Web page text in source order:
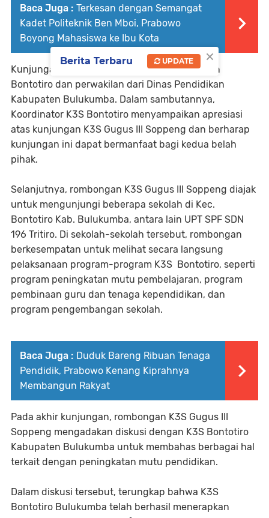
Baca Juga : Terkesan dengan Semangat
Kadet Politeknik Ben Mboi, Prabowo
Boyong Mahasiswa ke Ibu Kota
Kunjungan ini disambut ketua K3S Kecamatan
Bontotiro dan perwakilan dari Dinas Pendidikan
Kabupaten Bulukumba. Dalam sambutannya,
Koordinator K3S Bontotiro menyampaikan apresiasi
atas kunjungan K3S Gugus III Soppeng dan berharap
kunjungan ini dapat bermanfaat bagi kedua belah
pihak.
Selanjutnya, rombongan K3S Gugus III Soppeng diajak
untuk mengunjungi beberapa sekolah di Kec.
Bontotiro Kab. Bulukumba, antara lain UPT SPF SDN
196 Tritiro. Di sekolah-sekolah tersebut, rombongan
berkesempatan untuk melihat secara langsung
pelaksanaan program-program K3S Bontotiro, seperti
program peningkatan mutu pembelajaran, program
pembinaan guru dan tenaga kependidikan, dan
program pengembangan sekolah.
Baca Juga : Duduk Bareng Ribuan Tenaga
Pendidik, Prabowo Kenang Kiprahnya
Membangun Rakyat
Pada akhir kunjungan, rombongan K3S Gugus III
Soppeng mengadakan diskusi dengan K3S Bontotiro
Kabupaten Bulukumba untuk membahas berbagai hal
terkait dengan peningkatan mutu pendidikan.
Dalam diskusi tersebut, terungkap bahwa K3S
Bontotiro Bulukumba telah berhasil menerapkan
×
Berita Terbaru UPDATE